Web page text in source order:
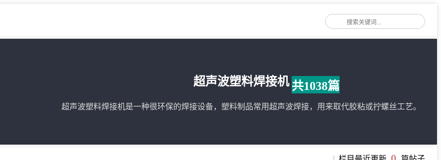
超声波塑料焊接机 共1038篇
超声波塑料焊接机是一种很环保的焊接设备，塑料制品常用超声波焊接，用来取代胶粘或拧螺丝工艺。